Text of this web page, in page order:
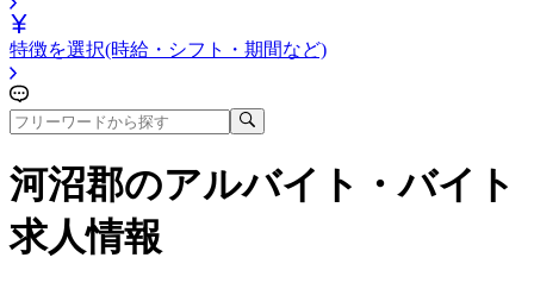
特徴を選択(時給・シフト・期間など)
河沼郡のアルバイト・バイト
求人情報